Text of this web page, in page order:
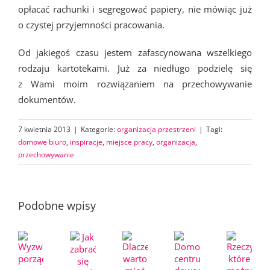
opłacać rachunki i segregować papiery, nie mówiąc już
o czystej przyjemności pracowania.
Od jakiegoś czasu jestem zafascynowana wszelkiego
rodzaju kartotekami. Już za niedługo podzielę się
z Wami moim rozwiązaniem na przechowywanie
dokumentów.
7 kwietnia 2013 | Kategorie:organizacja przestrzeni | Tagi:
domowe biuro, inspiracje, miejsce pracy, organizacja,
przechowywanie
Podobne wpisy